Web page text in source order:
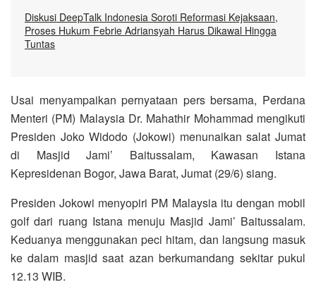
Diskusi DeepTalk Indonesia Soroti Reformasi Kejaksaan,
Proses Hukum Febrie Adriansyah Harus Dikawal Hingga
Tuntas
Usai menyampaikan pernyataan pers bersama, Perdana
Menteri (PM) Malaysia Dr. Mahathir Mohammad mengikuti
Presiden Joko Widodo (Jokowi) menunaikan salat Jumat
di Masjid Jami’ Baitussalam, Kawasan Istana
Kepresidenan Bogor, Jawa Barat, Jumat (29/6) siang.
Presiden Jokowi menyopiri PM Malaysia itu dengan mobil
golf dari ruang Istana menuju Masjid Jami’ Baitussalam.
Keduanya menggunakan peci hitam, dan langsung masuk
ke dalam masjid saat azan berkumandang sekitar pukul
12.13 WIB.